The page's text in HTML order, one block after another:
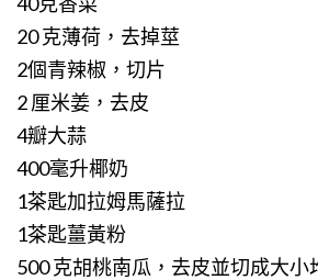
20 克薄荷，去掉莖
2個青辣椒，切片
2 厘米姜，去皮
4瓣大蒜
400毫升椰奶
1茶匙加拉姆馬薩拉
1茶匙薑黃粉
500 克胡桃南瓜，去皮並切成大小